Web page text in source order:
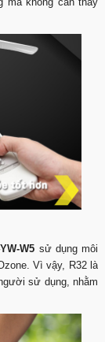
W5 sử dụng môi
Vì vậy, R32 là
sử dụng, nhằm